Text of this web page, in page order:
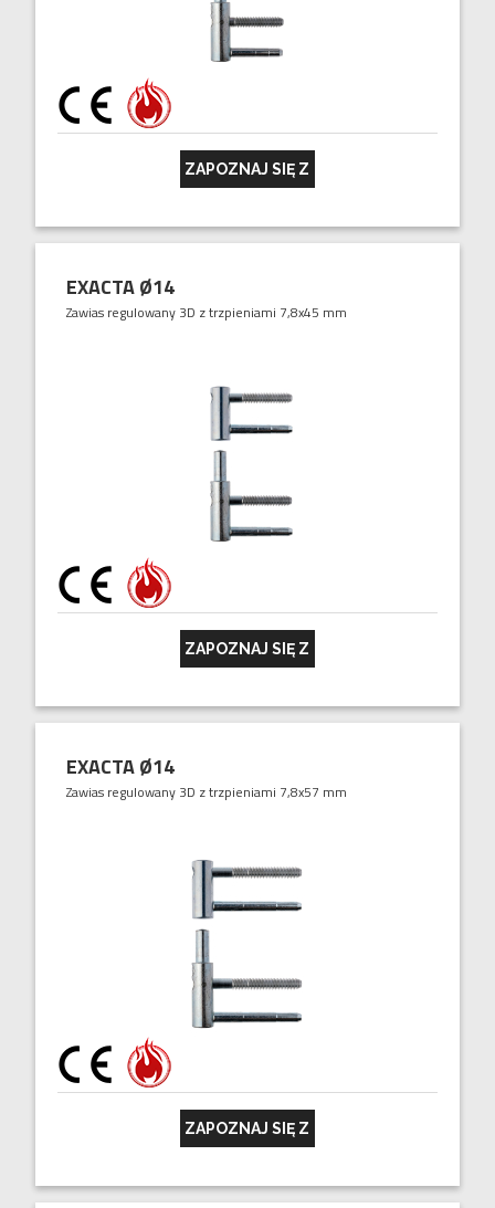
ZAPOZNAJ SIĘ Z
EXACTA Ø14
Zawias regulowany 3D z trzpieniami 7,8x45 mm
ZAPOZNAJ SIĘ Z
EXACTA Ø14
Zawias regulowany 3D z trzpieniami 7,8x57 mm
ZAPOZNAJ SIĘ Z